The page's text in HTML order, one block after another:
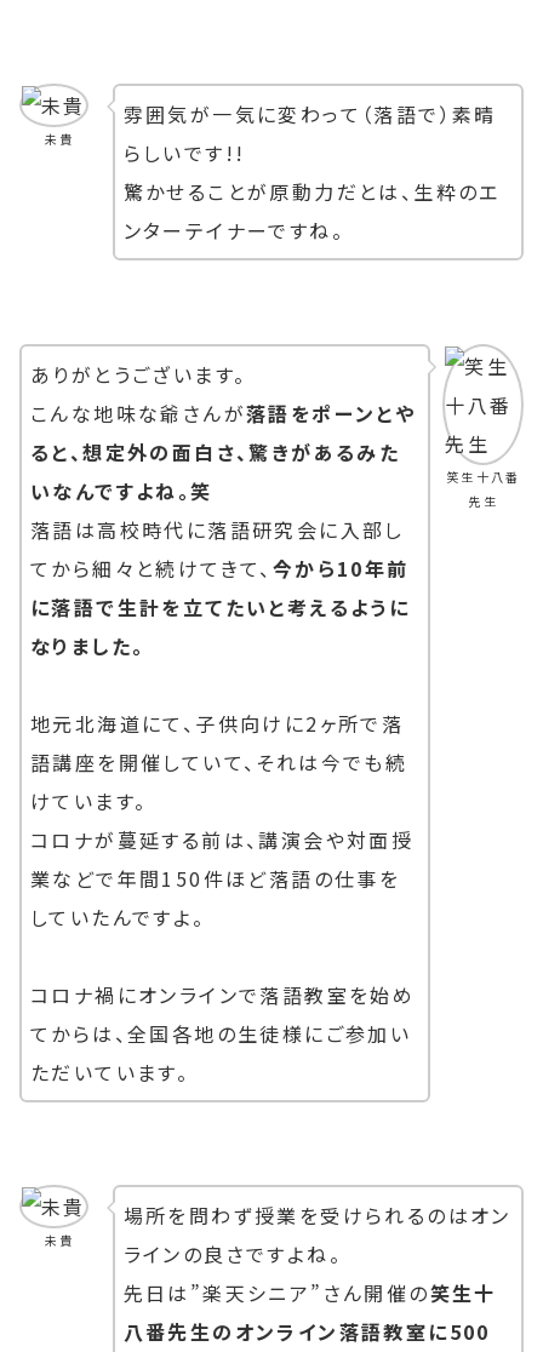
未貴
雰囲気が一気に変わって（落語で）素晴
らしいです!!
驚かせることが原動力だとは、生粋のエ
ンターテイナーですね。
笑生十八番
先生
ありがとうございます。
こんな地味な爺さんが落語をポーンとや
ると、想定外の面白さ、驚きがあるみた
いなんですよね。笑
落語は高校時代に落語研究会に入部し
てから細々と続けてきて、 今から10年前
に落語で生計を立てたいと考えるように
なりました。
地元北海道にて、子供向けに2ヶ所で落
語講座を開催していて、それは今でも続
けています。
コロナが蔓延する前は、講演会や対面授
業などで年間150件ほど落語の仕事を
していたんですよ。
コロナ禍にオンラインで落語教室を始め
てからは、全国各地の生徒様にご参加い
ただいています。
未貴
場所を問わず授業を受けられるのはオン
ラインの良さですよね。
先日は”楽天シニア”さん開催の笑生十
八番先生のオンライン落語教室に500